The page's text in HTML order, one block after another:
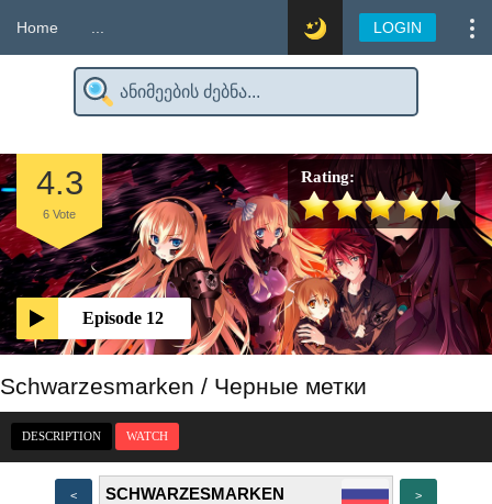
Home LOGIN
Episode 12
4.3
6 Vote
Rating:
Schwarzesmarken / Черные метки
DESCRIPTION WATCH
< >